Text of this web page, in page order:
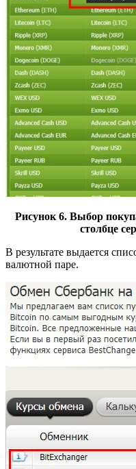
Рисунок 6. Выбор
столбце
В результате выдается
валютной паре.